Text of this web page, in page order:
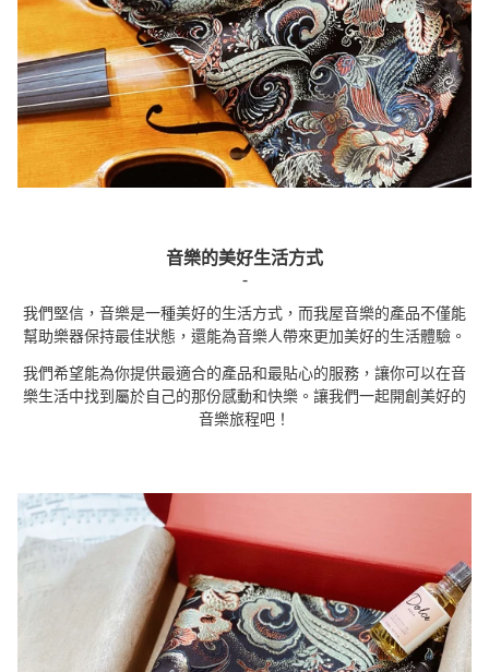
音樂的美好生活方式
-
我們堅信， 音樂是一種美好的生活方式 ，而我屋音樂的產品不僅能
幫助樂器保持最佳狀態 ，還能為音樂人帶來更加美好的生活體驗。
我們希望能為你提供最適合的產品和最貼心的服務 ，讓你可以在音
樂生活中找到屬於自己的那份感動和快樂。讓我們一起開創美好的
音樂旅程吧！